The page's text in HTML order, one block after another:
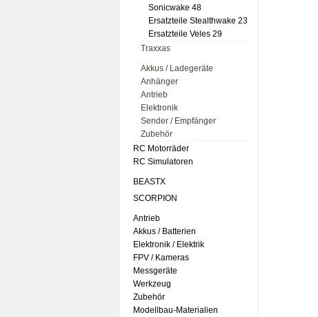
Sonicwake 48
Ersatzteile Stealthwake 23
Ersatzteile Veles 29
Traxxas
Akkus / Ladegeräte
Anhänger
Antrieb
Elektronik
Sender / Empfänger
Zubehör
RC Motorräder
RC Simulatoren
BEASTX
SCORPION
Antrieb
Akkus / Batterien
Elektronik / Elektrik
FPV / Kameras
Messgeräte
Werkzeug
Zubehör
Modellbau-Materialien